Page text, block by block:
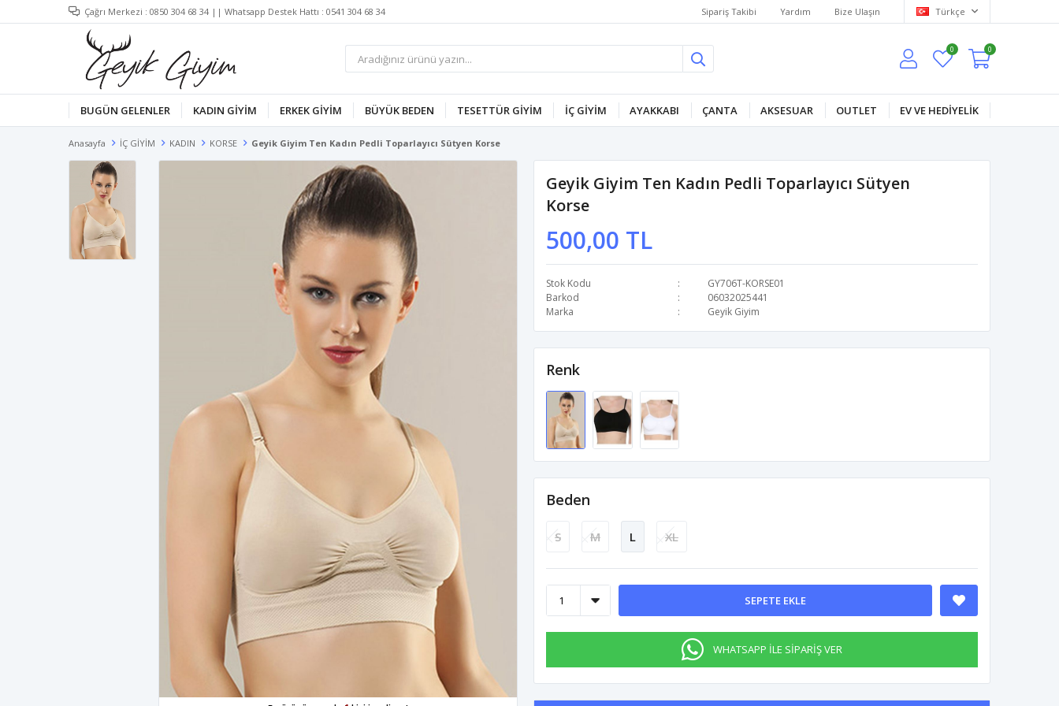
Çağrı Merkezi : 0850 304 68 34 || Whatsapp Destek Hattı : 0541 304 68 34 Sipariş Takibi Yardım Bize Ulaşın Türkçe
0 0
BUGÜN GELENLER KADIN GİYİM ERKEK GİYİM BÜYÜK BEDEN TESETTÜR GİYİM İÇ GİYİM AYAKKABI ÇANTA AKSESUAR OUTLET EV VE HEDİYELİK
Anasayfa İÇ GİYİM KADIN KORSE Geyik Giyim Ten Kadın Pedli Toparlayıcı Sütyen Korse
Geyik Giyim Ten Kadın Pedli Toparlayıcı Sütyen
Korse
500,00 TL
Stok Kodu
GY706T-KORSE01
Barkod
06032025441
Marka
Geyik Giyim
Renk
Beden
S M L XL
SEPETE EKLE
WHATSAPP İLE SİPARİŞ VER